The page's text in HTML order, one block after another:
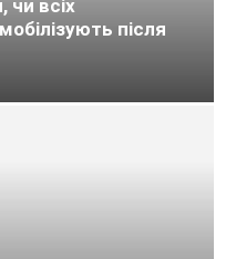
чи всіх
після